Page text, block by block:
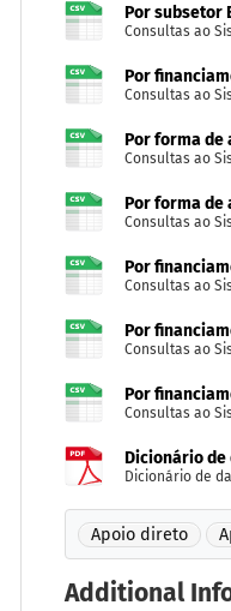
Por subsetor
Consultas ao
Por
Consultas ao
Por forma de
Consultas ao
Por forma de
Consultas ao
Por
Consultas ao
Por
Consultas ao
Por
Consultas ao
Dicionário de
Dicionário de
Apoio direto
Additional